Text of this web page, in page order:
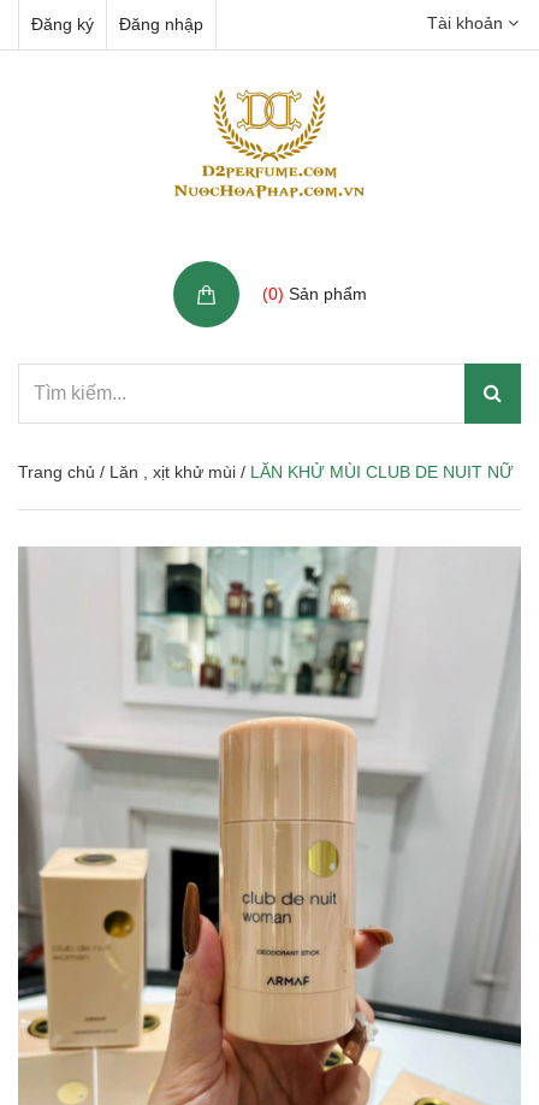
Đăng ký Đăng nhập Tài khoản
(0) Sản phẩm
Trang chủ / Lăn , xịt khử mùi / LĂN KHỬ MÙI CLUB DE NUIT NỮ